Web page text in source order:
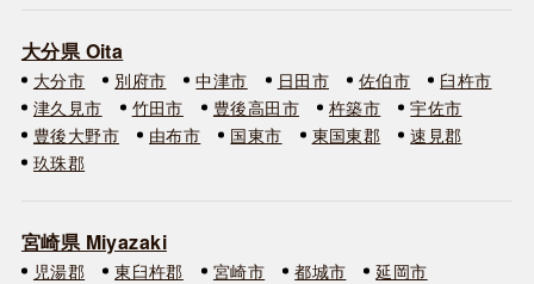
大分県 Oita
大分市 別府市 中津市 日田市 佐伯市
臼杵市
津久見市
竹田市 豊後高田市 杵築市
宇佐市
豊後大野市
由布市 国東市 東国東郡
速見郡
玖珠郡
宮崎県 Miyazaki
児湯郡 東臼杵郡 宮崎市 都城市
延岡市